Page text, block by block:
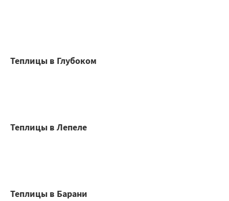
Теплицы в Глубоком
Теплицы в Лепеле
Теплицы в Барани